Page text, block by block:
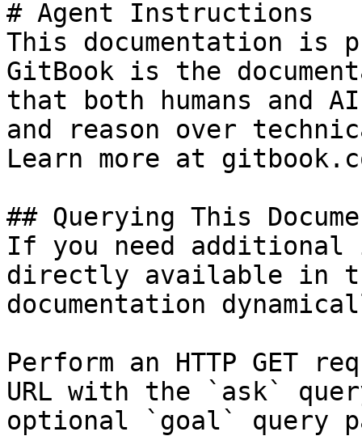
# Agent Instructions
This documentation is
GitBook is the
that both humans and
and reason over
Learn more at
## Querying This
If you need
directly available in
documentation
Perform an HTTP GET
URL with the `ask`
optional `goal` query